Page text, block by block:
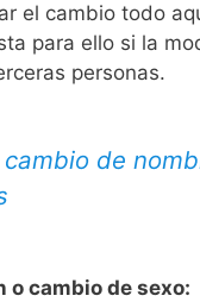
el cambio todo
para ello si la
personas.
de
o cambio de sexo: